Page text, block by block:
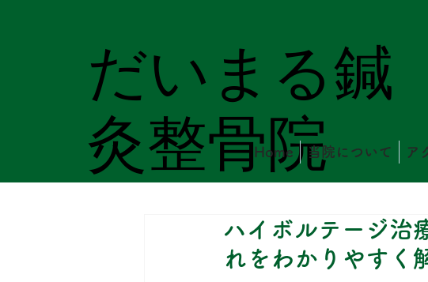
だいまる鍼
灸整骨院
Home 当院について ア
ハイボルテージ治
れをわかりやすく